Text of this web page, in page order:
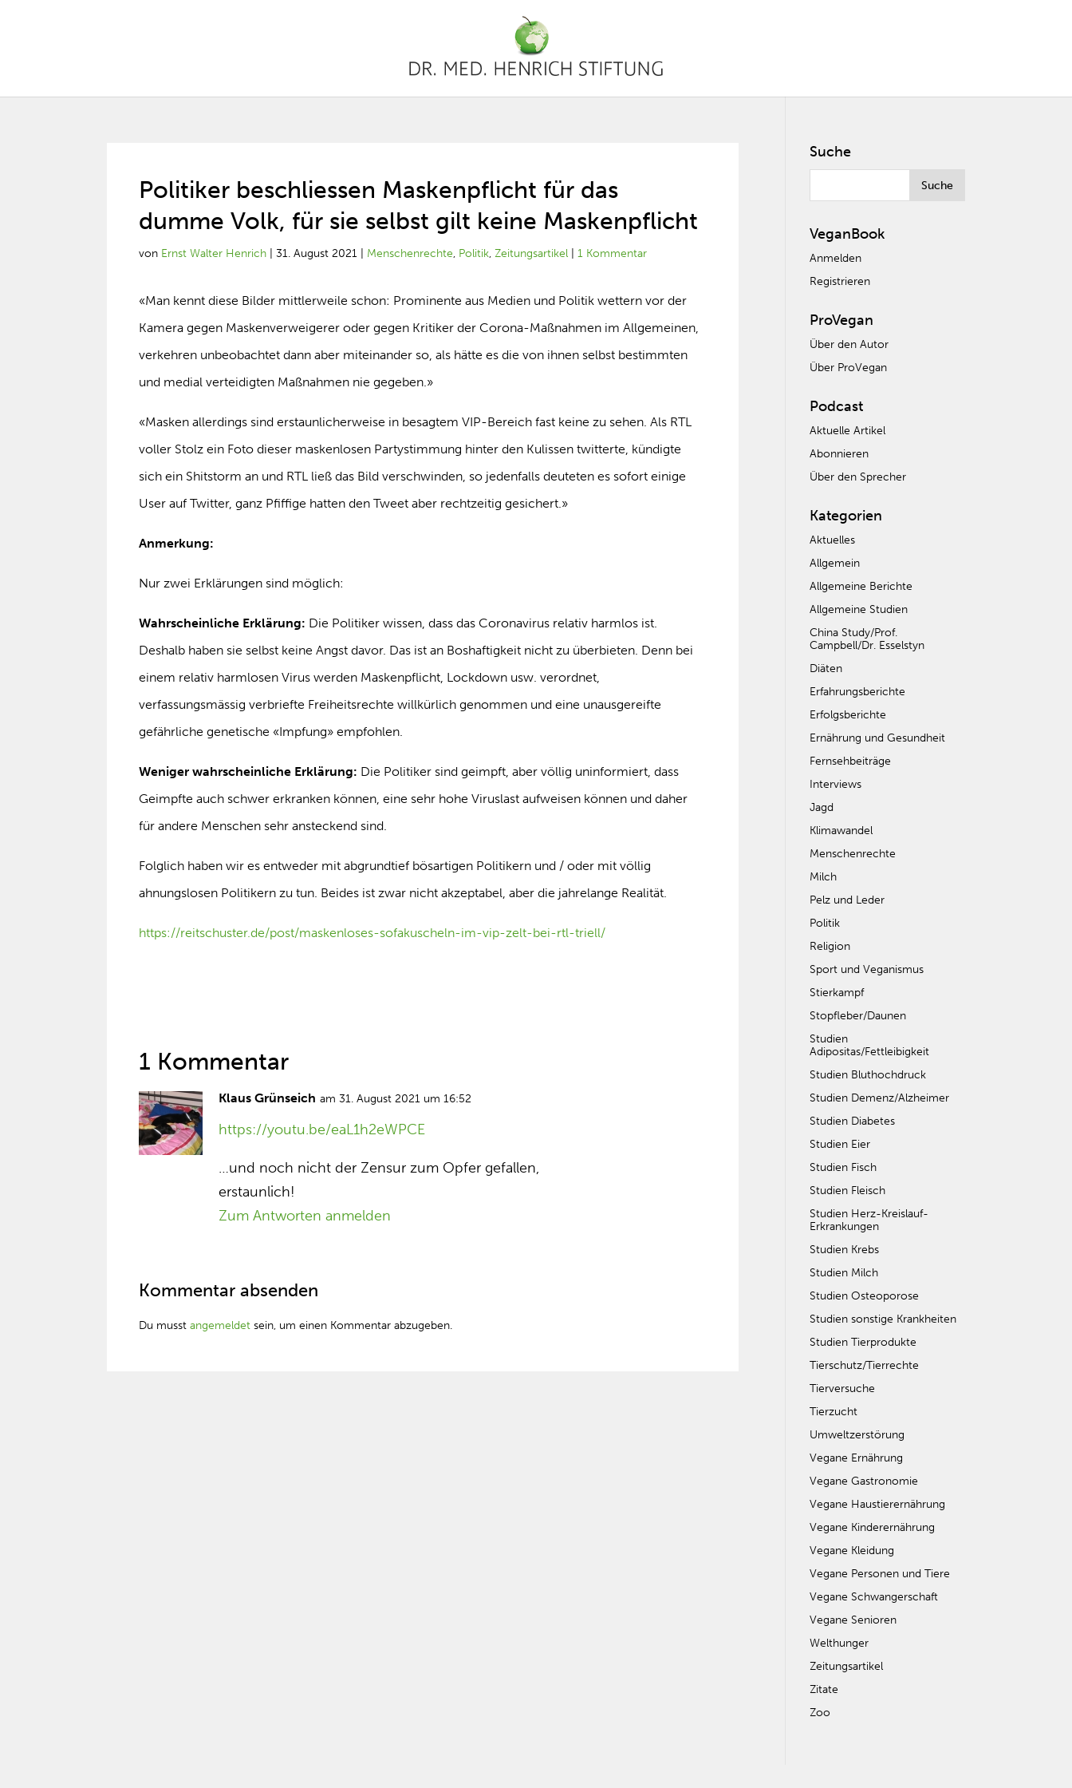
Politiker beschliessen Maskenpflicht für das
dumme Volk, für sie selbst gilt keine Maskenpflicht
von Ernst Walter Henrich |31. August 2021 Menschenrechte, Politik,Zeitungsartikel |1 Kommentar
«Man kennt diese Bilder mittlerweile schon: Prominente aus Medien und Politik wettern vor der
Kamera gegen Maskenverweigerer oder gegen Kritiker der Corona-Maßnahmen im Allgemeinen,
verkehren unbeobachtet dann aber miteinander so, als hätte es die von ihnen selbst bestimmten
und medial verteidigten Maßnahmen nie gegeben.»
«Masken allerdings sind erstaunlicherweise in besagtem VIP-Bereich fast keine zu sehen. Als RTL
voller Stolz ein Foto dieser maskenlosen Partystimmung hinter den Kulissen twitterte, kündigte
sich ein Shitstorm an und RTL ließ das Bild verschwinden, so jedenfalls deuteten es sofort einige
User auf Twitter, ganz Pfiffige hatten den Tweet aber rechtzeitig gesichert.»
Anmerkung:
Nur zwei Erklärungen sind möglich:
Wahrscheinliche Erklärung: Die Politiker wissen, dass das Coronavirus relativ harmlos ist.
Deshalb haben sie selbst keine Angst davor. Das ist an Boshaftigkeit nicht zu überbieten. Denn bei
einem relativ harmlosen Virus werden Maskenpflicht, Lockdown usw. verordnet,
verfassungsmässig verbriefte Freiheitsrechte willkürlich genommen und eine unausgereifte
gefährliche genetische «Impfung» empfohlen.
Weniger wahrscheinliche Erklärung: Die Politiker sind geimpft, aber völlig uninformiert, dass
Geimpfte auch schwer erkranken können, eine sehr hohe Viruslast aufweisen können und daher
für andere Menschen sehr ansteckend sind.
Folglich haben wir es entweder mit abgrundtief bösartigen Politikern und / oder mit völlig
ahnungslosen Politikern zu tun. Beides ist zwar nicht akzeptabel, aber die jahrelange Realität.
https://reitschuster.de/post/maskenloses-sofakuscheln-im-vip-zelt-bei-rtl-triell/
1 Kommentar
Klaus Grünseich am 31. August 2021 um 16:52
https://youtu.be/eaL1h2eWPCE
…und noch nicht der Zensur zum Opfer gefallen,
erstaunlich!
Zum Antworten anmelden
Kommentar absenden
Du musstangemeldet sein, um einen Kommentar abzugeben.
Suche
VeganBook
Anmelden
Registrieren
ProVegan
Über den Autor
Über ProVegan
Podcast
Aktuelle Artikel
Abonnieren
Über den Sprecher
Kategorien
Aktuelles
Allgemein
Allgemeine Berichte
Allgemeine Studien
China Study/Prof.
Campbell/Dr. Esselstyn
Diäten
Erfahrungsberichte
Erfolgsberichte
Ernährung und Gesundheit
Fernsehbeiträge
Interviews
Jagd
Klimawandel
Menschenrechte
Milch
Pelz und Leder
Politik
Religion
Sport und Veganismus
Stierkampf
Stopfleber/Daunen
Studien
Adipositas/Fettleibigkeit
Studien Bluthochdruck
Studien Demenz/Alzheimer
Studien Diabetes
Studien Eier
Studien Fisch
Studien Fleisch
Studien Herz-Kreislauf-
Erkrankungen
Studien Krebs
Studien Milch
Studien Osteoporose
Studien sonstige Krankheiten
Studien Tierprodukte
Tierschutz/Tierrechte
Tierversuche
Tierzucht
Umweltzerstörung
Vegane Ernährung
Vegane Gastronomie
Vegane Haustierernährung
Vegane Kinderernährung
Vegane Kleidung
Vegane Personen und Tiere
Vegane Schwangerschaft
Vegane Senioren
Welthunger
Zeitungsartikel
Zitate
Zoo